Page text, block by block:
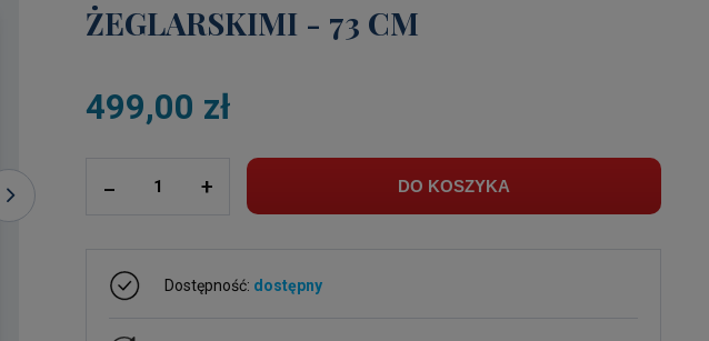
ŻEGLARSKIMI - 73 CM
499,00 zł
+ DO KOSZYKA
Dostępność: dostępny